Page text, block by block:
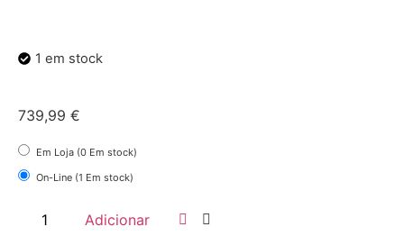
1 em stock
739,99 €
Em Loja (0 Em stock)
On-Line (1 Em stock)
Adicionar